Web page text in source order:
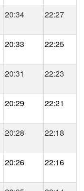
20:34 22:27
20:33 22:25
20:31 22:23
20:29 22:21
20:28 22:18
20:26 22:16